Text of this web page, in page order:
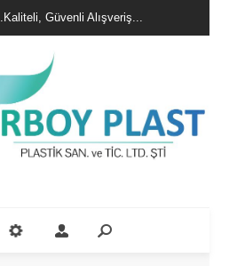
Güvenli Alışveriş...